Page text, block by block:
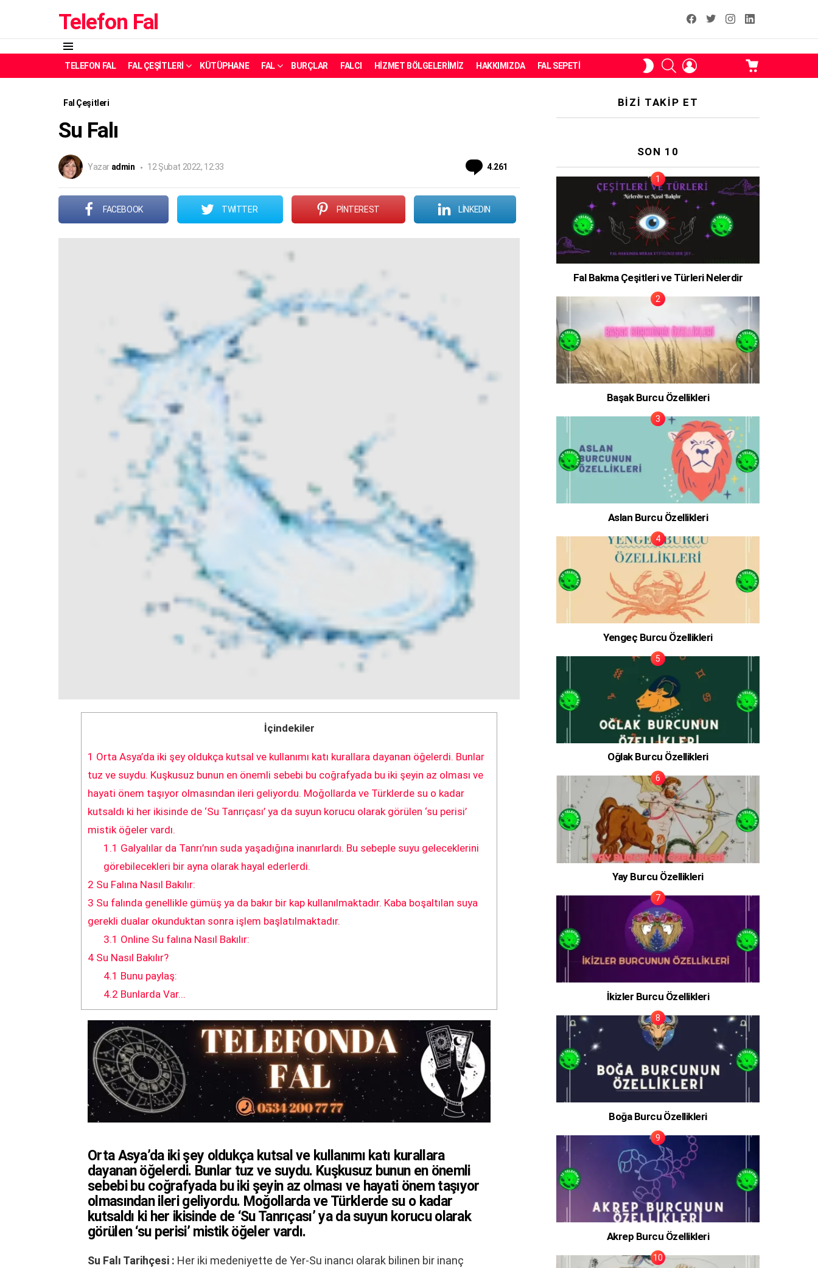
Telefon Fal facebook
T instagramLinkedin Fal
Menü
TELEFON FAL FAL ÇEŞITLERI KÜTÜPHANE FAL BURÇLAR FALCI HIZMET BÖLGELERIMIZ HAKKIMIZDA FAL SEPETI
SKIN
ANAHTARI
ARAMA
Fal Çeşitleri
Su Falı
Yazar admin 12 Şubat 2022, 12:33 4.261
FACEBOOK TWITTER PINTEREST LINKEDIN
İçindekiler
1 Orta Asya’da iki şey oldukça kutsal ve kullanımı katı kurallara dayanan öğelerdi. Bunlar
tuz ve suydu. Kuşkusuz bunun en önemli sebebi bu coğrafyada bu iki şeyin az olması ve
hayati önem taşıyor olmasından ileri geliyordu. Moğollarda ve Türklerde su o kadar
kutsaldı ki her ikisinde de ‘Su Tanrıçası’ ya da suyun korucu olarak görülen ‘su perisi’
mistik öğeler vardı.
1.1 Galyalılar da Tanrı’nın suda yaşadığına inanırlardı. Bu sebeple suyu geleceklerini
görebilecekleri bir ayna olarak hayal ederlerdi.
2 Su Falına Nasıl Bakılır:
3 Su falında genellikle gümüş ya da bakır bir kap kullanılmaktadır. Kaba boşaltılan suya
gerekli dualar okunduktan sonra işlem başlatılmaktadır.
3.1 Online Su falına Nasıl Bakılır:
4 Su Nasıl Bakılır?
4.1 Bunu paylaş:
4.2 Bunlarda Var...
Orta Asya’da iki şey oldukça kutsal ve kullanımı katı kurallara
dayanan öğelerdi. Bunlar tuz ve suydu. Kuşkusuz bunun en önemli
sebebi bu coğrafyada bu iki şeyin az olması ve hayati önem taşıyor
olmasından ileri geliyordu. Moğollarda ve Türklerde su o kadar
kutsaldı ki her ikisinde de ‘Su Tanrıçası’ ya da suyun korucu olarak
görülen ‘su perisi’ mistik öğeler vardı.
Su Falı Tarihçesi : Her iki medeniyette de Yer-Su inancı olarak bilinen bir inanç
BIZI TAKIP ET
SON 10
Fal Bakma Çeşitleri ve Türleri Nelerdir
Başak Burcu Özellikleri
Aslan Burcu Özellikleri
Yengeç Burcu Özellikleri
Oğlak Burcu Özellikleri
Yay Burcu Özellikleri
İkizler Burcu Özellikleri
Boğa Burcu Özellikleri
Akrep Burcu Özellikleri